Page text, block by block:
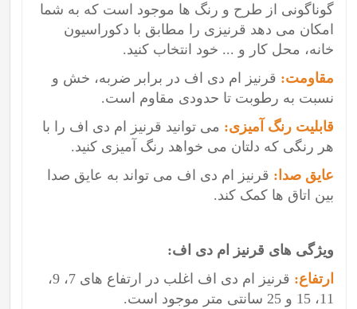
گوناگونی از طرح و رنگ ها موجود است که به شما
امکان می دهد قرنیزی را مطابق با دکوراسیون
خانه، محل کار و ... خود انتخاب کنید.
مقاومت: قرنیز ام دی اف در برابر ضربه، خش و
نسبت به رطوبت تا حدودی مقاوم است.
قابلیت رنگ آمیزی: می توانید قرنیز ام دی اف را با
هر رنگی که دلتان می خواهد رنگ آمیزی کنید.
عایق صدا: قرنیز ام دی اف می تواند به عایق صدا
بین اتاق ها کمک کند.
ویژگی های قرنیز ام دی اف:
ارتفاع:
قرنیز ام دی اف اغلب در ارتفاع های 7، 9،
11، 15 و 25 سانتی متر موجود است.